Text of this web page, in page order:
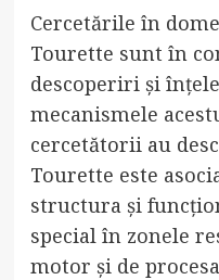
Cercetările în
Tourette sunt în
descoperiri și
mecanismele
cercetătorii au
Tourette este
structura și
special în zonele
motor și de